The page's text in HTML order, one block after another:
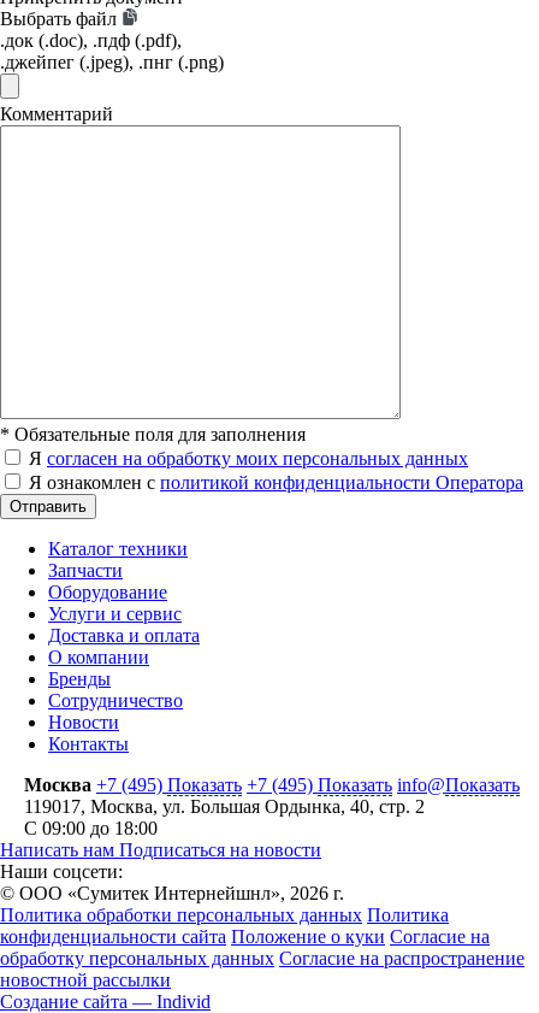
Выбрать файл
.док (.doc), .пдф (.pdf),
.джейпег (.jpeg), .пнг (.png)
Комментарий
* Обязательные поля для заполнения
Я согласен на обработку моих персональных данных
Я ознакомлен с политикой конфиденциальности Оператора
Отправить
Каталог техники
Запчасти
Оборудование
Услуги и сервис
Доставка и оплата
О компании
Бренды
Сотрудничество
Новости
Контакты
Москва +7 (495) Показать +7 (495) Показать info@Показать
119017, Москва, ул. Большая Ордынка, 40, стр. 2
С 09:00 до 18:00
Написать нам Подписаться на новости
Наши соцсети:
© ООО «Сумитек Интернейшнл», 2026 г.
Политика обработки персональных данных Политика
конфиденциальности сайта Положение о куки Согласие на
обработку персональных данных Согласие на распространение
новостной рассылки
Создание сайта — Individ